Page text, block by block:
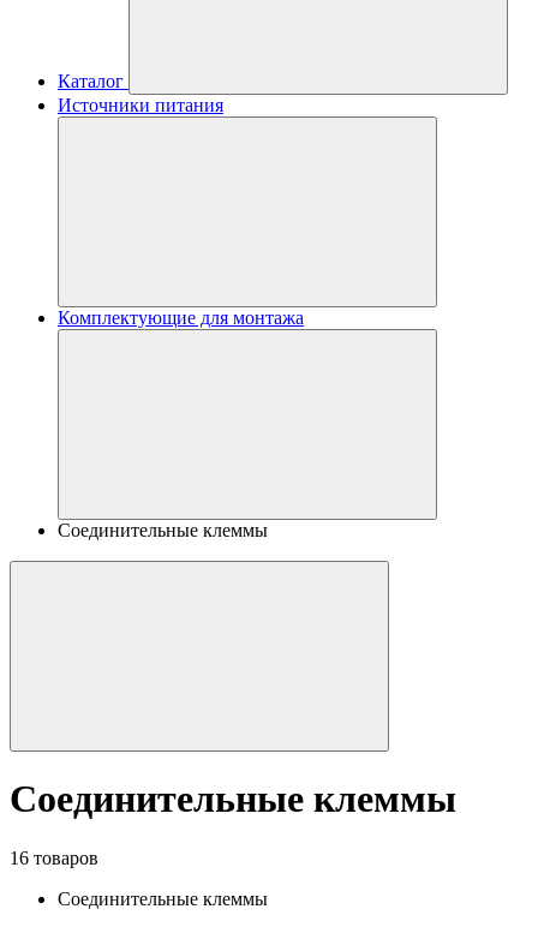
Каталог
Источники питания
Комплектующие для монтажа
Соединительные клеммы
Соединительные клеммы
16 товаров
Соединительные клеммы